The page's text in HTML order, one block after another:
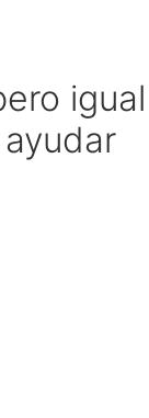
igual